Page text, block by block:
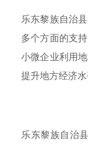
乐东黎族自治
多个方面的支
小微企业利用
提升地方经济
乐东黎族自治